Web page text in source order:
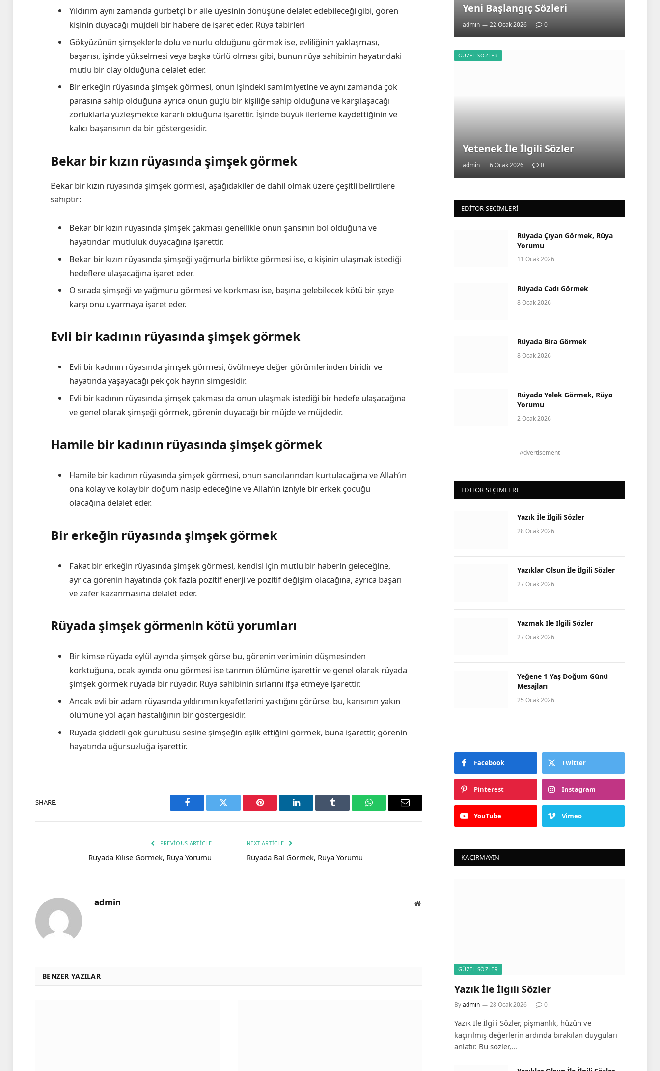
Yıldırım aynı zamanda gurbetçi bir aile üyesinin dönüşüne delalet edebileceği gibi, gören
kişinin duyacağı müjdeli bir habere de işaret eder. Rüya tabirleri
Gökyüzünün şimşeklerle dolu ve nurlu olduğunu görmek ise, evliliğinin yaklaşması,
başarısı, işinde yükselmesi veya başka türlü olması gibi, bunun rüya sahibinin hayatındaki
mutlu bir olay olduğuna delalet eder.
Bir erkeğin rüyasında şimşek görmesi, onun işindeki samimiyetine ve aynı zamanda çok
parasına sahip olduğuna ayrıca onun güçlü bir kişiliğe sahip olduğuna ve karşılaşacağı
zorluklarla yüzleşmekte kararlı olduğuna işarettir. İşinde büyük ilerleme kaydettiğinin ve
kalıcı başarısının da bir göstergesidir.
Bekar bir kızın rüyasında şimşek görmek
Bekar bir kızın rüyasında şimşek görmesi, aşağıdakiler de dahil olmak üzere çeşitli belirtilere
sahiptir:
Bekar bir kızın rüyasında şimşek çakması genellikle onun şansının bol olduğuna ve
hayatından mutluluk duyacağına işarettir.
Bekar bir kızın rüyasında şimşeği yağmurla birlikte görmesi ise, o kişinin ulaşmak istediği
hedeflere ulaşacağına işaret eder.
O sırada şimşeği ve yağmuru görmesi ve korkması ise, başına gelebilecek kötü bir şeye
karşı onu uyarmaya işaret eder.
Evli bir kadının rüyasında şimşek görmek
Evli bir kadının rüyasında şimşek görmesi, övülmeye değer görümlerinden biridir ve
hayatında yaşayacağı pek çok hayrın simgesidir.
Evli bir kadının rüyasında şimşek çakması da onun ulaşmak istediği bir hedefe ulaşacağına
ve genel olarak şimşeği görmek, görenin duyacağı bir müjde ve müjdedir.
Hamile bir kadının rüyasında şimşek görmek
Hamile bir kadının rüyasında şimşek görmesi, onun sancılarından kurtulacağına ve Allah’ın
ona kolay ve kolay bir doğum nasip edeceğine ve Allah’ın izniyle bir erkek çocuğu
olacağına delalet eder.
Bir erkeğin rüyasında şimşek görmek
Fakat bir erkeğin rüyasında şimşek görmesi, kendisi için mutlu bir haberin geleceğine,
ayrıca görenin hayatında çok fazla pozitif enerji ve pozitif değişim olacağına, ayrıca başarı
ve zafer kazanmasına delalet eder.
Rüyada şimşek görmenin kötü yorumları
Bir kimse rüyada eylül ayında şimşek görse bu, görenin veriminin düşmesinden
korktuğuna, ocak ayında onu görmesi ise tarımın ölümüne işarettir ve genel olarak rüyada
şimşek görmek rüyada bir rüyadır. Rüya sahibinin sırlarını ifşa etmeye işarettir.
Ancak evli bir adam rüyasında yıldırımın kıyafetlerini yaktığını görürse, bu, karısının yakın
ölümüne yol açan hastalığının bir göstergesidir.
Rüyada şiddetli gök gürültüsü sesine şimşeğin eşlik ettiğini görmek, buna işarettir, görenin
hayatında uğursuzluğa işarettir.
SHARE.
Facebook Twitter Pinterest LinkedIn Tumblr WhatsAppEmail
PREVIOUS ARTICLE
Rüyada Kilise Görmek, Rüya Yorumu
NEXT ARTICLE
Rüyada Bal Görmek, Rüya Yorumu
admin Website
BENZER YAZILAR
Yeni Başlangıç Sözleri
admin 22 Ocak 2026 0
GÜZEL SÖZLER
Yetenek İle İlgili Sözler
admin 6 Ocak 2026 0
EDITOR SEÇIMLERI
Rüyada Çıyan Görmek, Rüya
Yorumu
11 Ocak 2026
Rüyada Cadı Görmek
8 Ocak 2026
Rüyada Bira Görmek
8 Ocak 2026
Rüyada Yelek Görmek, Rüya
Yorumu
2 Ocak 2026
Advertisement
EDITOR SEÇIMLERI
Yazık İle İlgili Sözler
28 Ocak 2026
Yazıklar Olsun İle İlgili Sözler
27 Ocak 2026
Yazmak İle İlgili Sözler
27 Ocak 2026
Yeğene 1 Yaş Doğum Günü
Mesajları
25 Ocak 2026
Facebook Twitter
Pinterest Instagram
YouTube Vimeo
KAÇIRMAYIN
GÜZEL SÖZLER
Yazık İle İlgili Sözler
Byadmin 28 Ocak 2026 0
Yazık İle İlgili Sözler, pişmanlık, hüzün ve
kaçırılmış değerlerin ardında bırakılan duyguları
anlatır. Bu sözler,…